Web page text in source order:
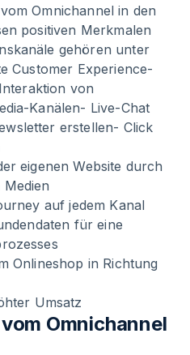
Omnichannel in den
positiven Merkmalen
gehören unter
Customer Experience-
von
Kanälen- Live-Chat
erstellen- Click
eigenen Website durch
auf jedem Kanal
für eine
Onlineshop in Richtung
Umsatz
Omnichannel